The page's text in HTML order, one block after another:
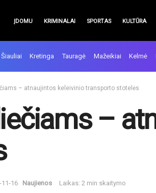
ĮDOMU KRIMINALAI SPORTAS KULTŪRA
Šiauliai Kretinga Tauragė Mažeikiai Kelmė
– atnaujintos keleivinio transporto stotelės
–
11-16 Naujienos Laikas: 2 min skaitymo